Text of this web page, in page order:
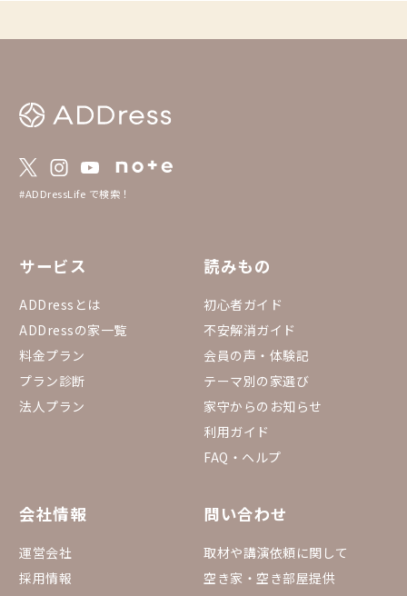
#ADDressLife で検索！
サービス
ADDressとは
ADDressの家一覧
料金プラン
プラン診断
法人プラン
読みもの
初心者ガイド
不安解消ガイド
会員の声・体験記
テーマ別の家選び
家守からのお知らせ
利用ガイド
FAQ・ヘルプ
会社情報
運営会社
採用情報
問い合わせ
取材や講演依頼に関して
空き家・空き部屋提供